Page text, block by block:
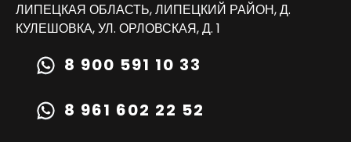
ЛИПЕЦКАЯ ОБЛАСТЬ, ЛИПЕЦКИЙ РАЙОН, Д.
КУЛЕШОВКА, УЛ. ОРЛОВСКАЯ, Д. 1
8 900 591 10 33
8 961 602 22 52